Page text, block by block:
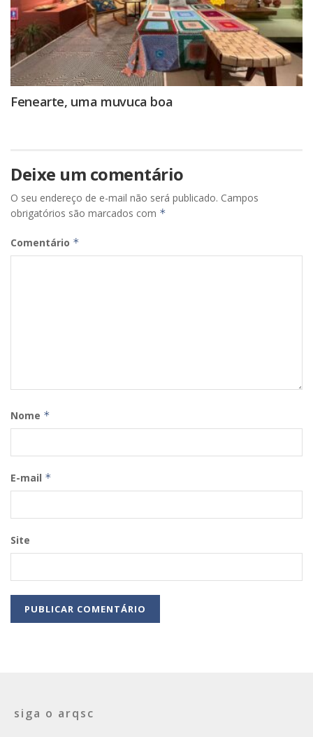
Fenearte, uma muvuca boa
Deixe um comentário
O seu endereço de e-mail não será publicado. Campos
obrigatórios são marcados com *
Comentário *
Nome *
E-mail *
Site
siga o arqsc